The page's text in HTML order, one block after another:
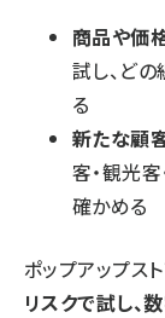
商品や価
試し、ど
る
新たな顧
客・観光
確かめる
ポップアップス
リスクで試し、